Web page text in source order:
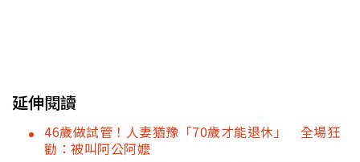
延伸閱讀
46歲做試管！人妻猶豫「70歲才能退休」 全場狂
勸：被叫阿公阿嬤